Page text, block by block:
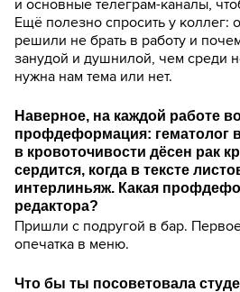
и основные телеграм-каналы,
Ещё полезно спросить у коллег:
решили не брать в работу и
занудой и душнилой, чем среди
нужна нам тема или нет.
Наверное, на каждой работе
профдеформация: гематолог
в кровоточивости дёсен рак
сердится, когда в тексте
интерлиньяж. Какая
редактора?
Пришли с подругой в бар.
опечатка в меню.
Что бы ты посоветовала